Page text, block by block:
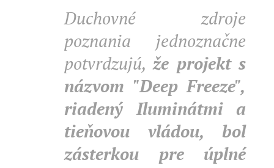
Duchovné zdroje
poznania jednoznačne
potvrdzujú,že projekt s
názvom "Deep Freeze",
riadený Iluminátmi a
tieňovou vládou, bol
zásterkou pre úplné